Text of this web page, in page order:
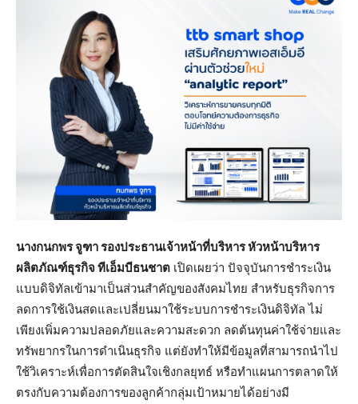
นางกนกพร จูฑา รองประธานเจ้าหน้าที่บริหาร หัวหน้าบริหาร
ผลิตภัณฑ์ธุรกิจ ทีเอ็มบีธนชาต เปิดเผยว่า ปัจจุบันการชำระเงิน
แบบดิจิทัลเข้ามาเป็นส่วนสำคัญของสังคมไทย สำหรับธุรกิจการ
ลดการใช้เงินสดและเปลี่ยนมาใช้ระบบการชำระเงินดิจิทัล ไม่
เพียงเพิ่มความปลอดภัยและความสะดวก ลดต้นทุนค่าใช้จ่ายและ
ทรัพยากรในการดำเนินธุรกิจ แต่ยังทำให้มีข้อมูลที่สามารถนำไป
ใช้วิเคราะห์เพื่อการตัดสินใจเชิงกลยุทธ์ หรือทำแผนการตลาดให้
ตรงกับความต้องการของลูกค้ากลุ่มเป้าหมายได้อย่างมี